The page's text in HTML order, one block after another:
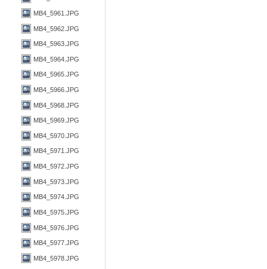
MB4_5961.JPG
MB4_5962.JPG
MB4_5963.JPG
MB4_5964.JPG
MB4_5965.JPG
MB4_5966.JPG
MB4_5968.JPG
MB4_5969.JPG
MB4_5970.JPG
MB4_5971.JPG
MB4_5972.JPG
MB4_5973.JPG
MB4_5974.JPG
MB4_5975.JPG
MB4_5976.JPG
MB4_5977.JPG
MB4_5978.JPG